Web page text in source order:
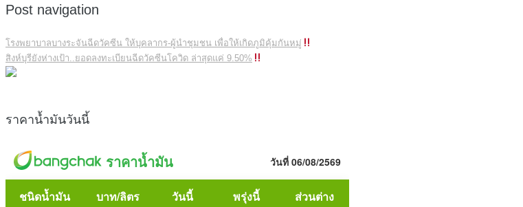
Post navigation
โรงพยาบาลบางระจันฉีดวัคซีน ให้บุคลากร-ผู้นำชุมชน เพื่อให้เกิดภูมิคุ้มกันหมู่
สิงห์บุรียังห่างเป้า..ยอดลงทะเบียนฉีดวัคซีนโควิด ล่าสุดแค่ 9.50%
ราคาน้ำมันวันนี้